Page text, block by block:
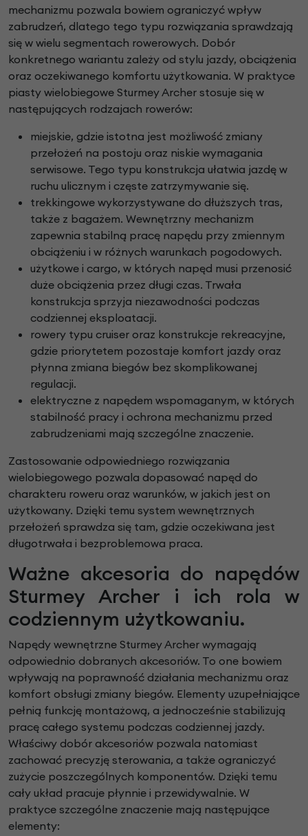
mechanizmu pozwala bowiem ograniczyć wpływ
zabrudzeń, dlatego tego typu rozwiązania sprawdzają
się w wielu segmentach rowerowych. Dobór
konkretnego wariantu zależy od stylu jazdy, obciążenia
oraz oczekiwanego komfortu użytkowania. W praktyce
piasty wielobiegowe Sturmey Archer stosuje się w
następujących rodzajach rowerów:
miejskie, gdzie istotna jest możliwość zmiany
przełożeń na postoju oraz niskie wymagania
serwisowe. Tego typu konstrukcja ułatwia jazdę w
ruchu ulicznym i częste zatrzymywanie się.
trekkingowe wykorzystywane do dłuższych tras,
także z bagażem. Wewnętrzny mechanizm
zapewnia stabilną pracę napędu przy zmiennym
obciążeniu i w różnych warunkach pogodowych.
użytkowe i cargo, w których napęd musi przenosić
duże obciążenia przez długi czas. Trwała
konstrukcja sprzyja niezawodności podczas
codziennej eksploatacji.
rowery typu cruiser oraz konstrukcje rekreacyjne,
gdzie priorytetem pozostaje komfort jazdy oraz
płynna zmiana biegów bez skomplikowanej
regulacji.
elektryczne z napędem wspomaganym, w których
stabilność pracy i ochrona mechanizmu przed
zabrudzeniami mają szczególne znaczenie.
Zastosowanie odpowiedniego rozwiązania
wielobiegowego pozwala dopasować napęd do
charakteru roweru oraz warunków, w jakich jest on
użytkowany. Dzięki temu system wewnętrznych
przełożeń sprawdza się tam, gdzie oczekiwana jest
długotrwała i bezproblemowa praca.
Ważne akcesoria do napędów
Sturmey Archer i ich rola w
codziennym użytkowaniu.
Napędy wewnętrzne Sturmey Archer wymagają
odpowiednio dobranych akcesoriów. To one bowiem
wpływają na poprawność działania mechanizmu oraz
komfort obsługi zmiany biegów. Elementy uzupełniające
pełnią funkcję montażową, a jednocześnie stabilizują
pracę całego systemu podczas codziennej jazdy.
Właściwy dobór akcesoriów pozwala natomiast
zachować precyzję sterowania, a także ograniczyć
zużycie poszczególnych komponentów. Dzięki temu
cały układ pracuje płynnie i przewidywalnie. W
praktyce szczególne znaczenie mają następujące
elementy: